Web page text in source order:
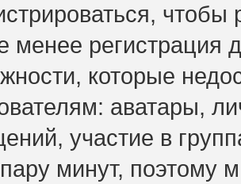
менее регистрация
которые
аватары,
участие в
пару минут, поэтому